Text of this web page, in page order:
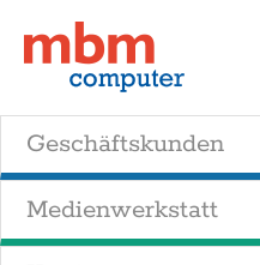
Geschäftskunden
Medienwerkstatt